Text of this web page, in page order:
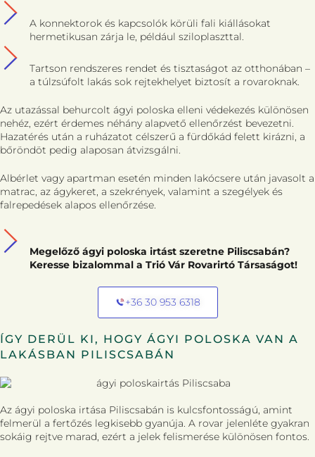
A konnektorok és kapcsolók körüli fali kiállásokat
hermetikusan zárja le, például sziloplaszttal.
Tartson rendszeres rendet és tisztaságot az otthonában –
a túlzsúfolt lakás sok rejtekhelyet biztosít a rovaroknak.
Az utazással behurcolt ágyi poloska elleni védekezés különösen
nehéz, ezért érdemes néhány alapvető ellenőrzést bevezetni.
Hazatérés után a ruházatot célszerű a fürdőkád felett kirázni, a
bőröndöt pedig alaposan átvizsgálni.
Albérlet vagy apartman esetén minden lakócsere után javasolt a
matrac, az ágykeret, a szekrények, valamint a szegélyek és
falrepedések alapos ellenőrzése.
Megelőző ágyi poloska irtást szeretne Piliscsabán?
Keresse bizalommal a Trió Vár Rovarirtó Társaságot!
+36 30 953 6318
ÍGY DERÜL KI, HOGY ÁGYI POLOSKA VAN A
LAKÁSBAN PILISCSABÁN
Az ágyi poloska irtása Piliscsabán is kulcsfontosságú, amint
felmerül a fertőzés legkisebb gyanúja. A rovar jelenléte gyakran
sokáig rejtve marad, ezért a jelek felismerése különösen fontos.